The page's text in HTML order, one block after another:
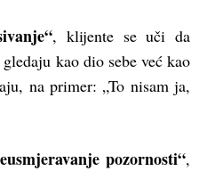
, klijente se uči da
kao dio sebe već kao
na primer: „To nisam ja,
pozornosti“,